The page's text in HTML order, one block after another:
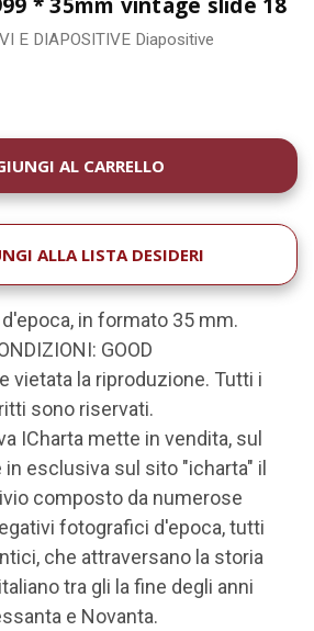
E DIAPOSITIVE Diapositive
ALLA LISTA DESIDERI
in formato 35 mm.
GOOD
vietata la riproduzione. Tutti i
sono riservati.
ICharta mette in vendita, sul
in esclusiva sul sito "icharta" il
composto da numerose
fotografici d'epoca, tutti
che attraversano la storia
tra gli la fine degli anni
e Novanta.